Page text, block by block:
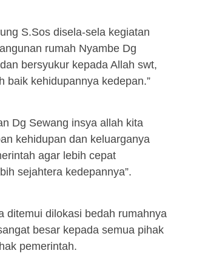
S.Sos disela-sela kegiatan
rumah Nyambe Dg
bersyukur kepada Allah swt,
baik kehidupannya kedepan.”
Dg Sewang insya allah kita
kehidupan dan keluarganya
agar lebih cepat
sejahtera kedepannya”.
ditemui dilokasi bedah rumahnya
besar kepada semua pihak
pemerintah.